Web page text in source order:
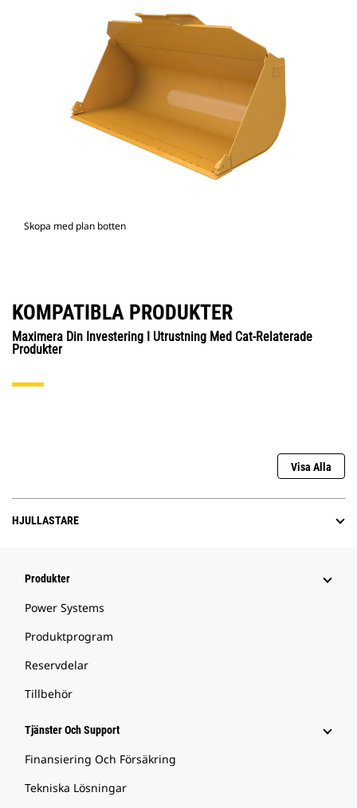
Skopa med plan botten
KOMPATIBLA PRODUKTER
Maximera Din Investering I Utrustning Med Cat-Relaterade
Produkter
Visa Alla
HJULLASTARE
Produkter
Power Systems
Produktprogram
Reservdelar
Tillbehör
Tjänster Och Support
Finansiering Och Försäkring
Tekniska Lösningar